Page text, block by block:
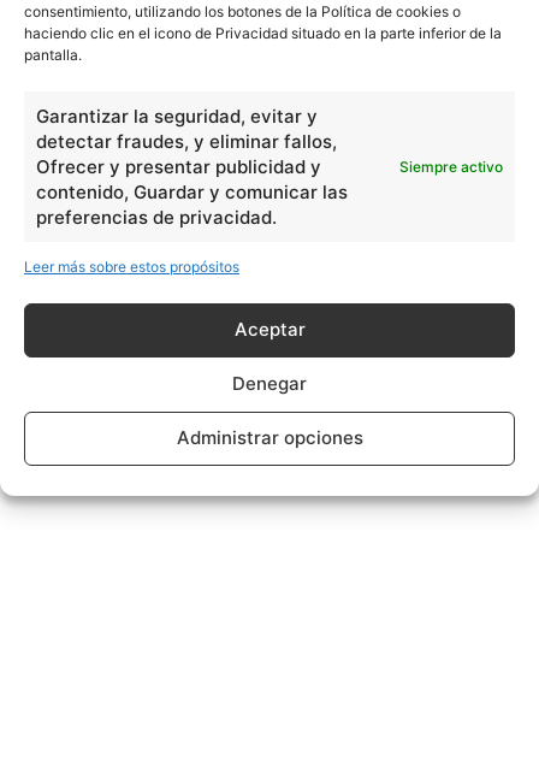
consentimiento, utilizando los botones de la Política de cookies o
haciendo clic en el icono de Privacidad situado en la parte inferior de la
pantalla.
Garantizar la seguridad, evitar y
detectar fraudes, y eliminar fallos,
Ofrecer y presentar publicidad y
contenido, Guardar y comunicar las
preferencias de privacidad.
Siempre activo
Leer más sobre estos propósitos
Aceptar
Denegar
Administrar opciones